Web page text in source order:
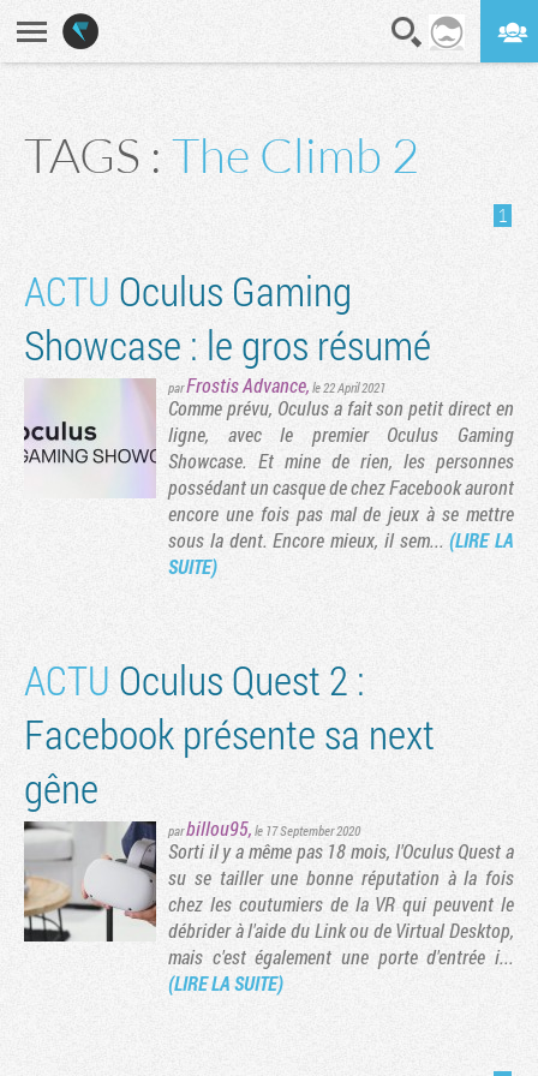
TAGS : The Climb 2
1
ACTU Oculus Gaming
Showcase : le gros résumé
parFrostis Advance, le 22 April 2021
Comme prévu, Oculus a fait son petit direct en
ligne, avec le premier Oculus Gaming
Showcase. Et mine de rien, les personnes
possédant un casque de chez Facebook auront
encore une fois pas mal de jeux à se mettre
sous la dent. Encore mieux, il sem...(LIRE LA
SUITE)
ACTU Oculus Quest 2 :
Facebook présente sa next
gêne
parbillou95, le 17 September 2020
Sorti il y a même pas 18 mois, l'Oculus Quest a
su se tailler une bonne réputation à la fois
chez les coutumiers de la VR qui peuvent le
débrider à l'aide du Link ou de Virtual Desktop,
mais c'est également une porte d'entrée i...
(LIRE LA SUITE)
Tribune